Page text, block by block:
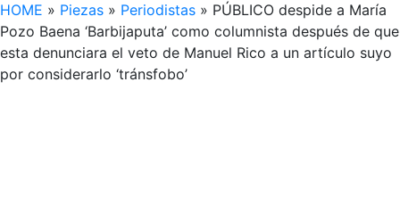
HOME » Piezas » Periodistas » PÚBLICO despide a María
Pozo Baena ‘Barbijaputa’ como columnista después de que
esta denunciara el veto de Manuel Rico a un artículo suyo
por considerarlo ‘tránsfobo’